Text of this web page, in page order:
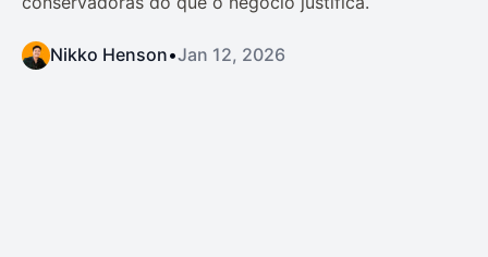
Nikko Henson•Jan 12, 2026